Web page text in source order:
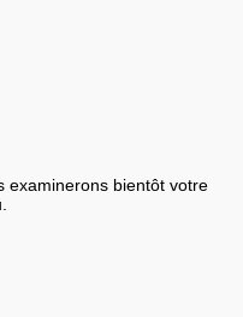
examinerons bientôt votre